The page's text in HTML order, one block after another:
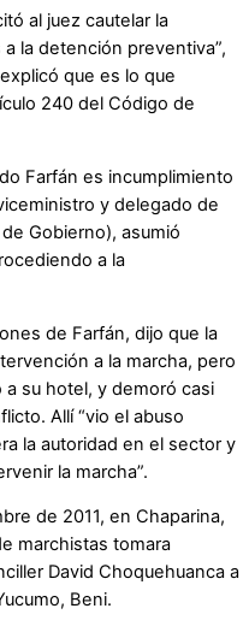
al juez cautelar la
la detención preventiva”,
que es lo que
240 del Código de
Farfán es incumplimiento
y delegado de
Gobierno), asumió
a la
de Farfán, dijo que la
a la marcha, pero
su hotel, y demoró casi
Allí “vio el abuso
la autoridad en el sector y
la marcha”.
de 2011, en Chaparina,
marchistas tomara
David Choquehuanca a
Beni.